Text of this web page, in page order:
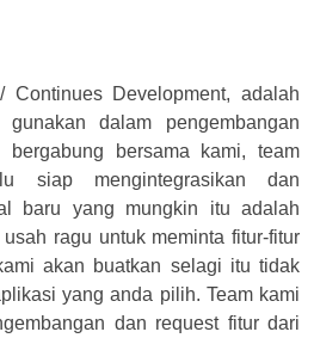
Continues Development, adalah
dalam pengembangan
bersama kami, team
siap mengintegrasikan dan
baru yang mungkin itu adalah
ragu untuk meminta fitur-fitur
akan buatkan selagi itu tidak
yang anda pilih. Team kami
dan request fitur dari